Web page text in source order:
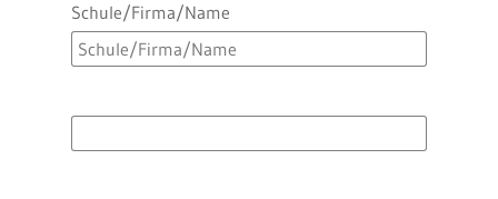
Schule/Firma/Name